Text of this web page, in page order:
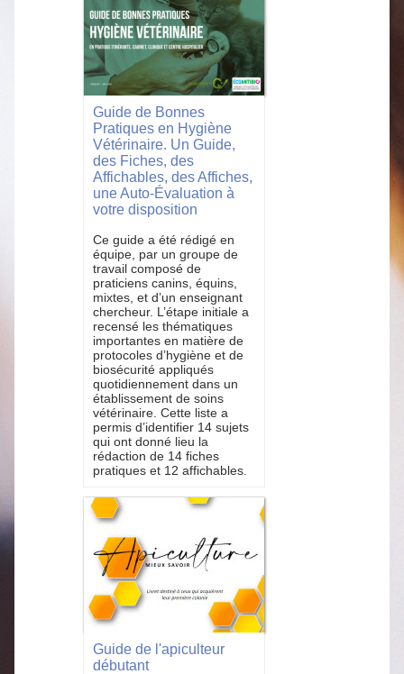
Guide de Bonnes
Pratiques en Hygiène
Vétérinaire. Un Guide,
des Fiches, des
Affichables, des Affiches,
une Auto-Évaluation à
votre disposition
Ce guide a été rédigé en
équipe, par un groupe de
travail composé de
praticiens canins, équins,
mixtes, et d’un enseignant
chercheur. L’étape initiale a
recensé les thématiques
importantes en matière de
protocoles d’hygiène et de
biosécurité appliqués
quotidiennement dans un
établissement de soins
vétérinaire. Cette liste a
permis d’identifier 14 sujets
qui ont donné lieu la
rédaction de 14 fiches
pratiques et 12 affichables.
Guide de l'apiculteur
débutant